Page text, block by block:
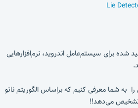
شده برای سیستم‌عامل اندروید، نرم‌افزار‌هایی
به شما معرفی کنیم که براساس الگوریتم ناتو
می‌دهد!!